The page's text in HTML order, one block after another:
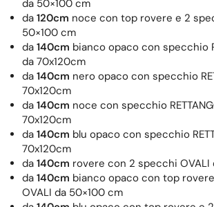
da 50×100 cm
da 120cm noce con top rovere e 2
50×100 cm
da 140cm bianco opaco con specchio
da 70x120cm
da 140cm nero opaco con specchio
70x120cm
da 140cm noce con specchio
70x120cm
da 140cm blu opaco con specchio
70x120cm
da 140cm rovere con 2 specchi OVALI
da 140cm bianco opaco con top
OVALI da 50×100 cm